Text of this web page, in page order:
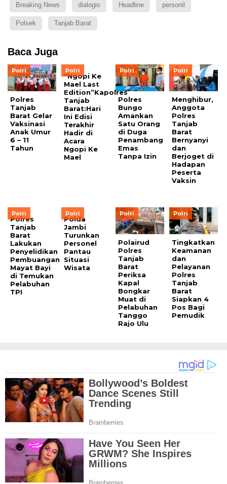
Breaking News dialogis Headline personil
Polsek Tanjab Barat
Baca Juga
Polri
Polres
Tanjab
Barat Gelar
Vaksinasi
Anak Umur
6 – 11
Tahun
Polri
“Ngopi Ke
Mael Last
Edition”Kapolres
Tanjab
Barat:Hari
Ini Edisi
Terakhir
Hadir di
Acara
Ngopi Ke
Mael
Polri
Polres
Bungo
Amankan
Satu Orang
di Duga
Penambang
Emas
Tanpa Izin
Polri
Menghibur,
Anggota
Polres
Tanjab
Barat
Bernyanyi
dan
Berjoget di
Hadapan
Peserta
Vaksin
Polri
Polres
Tanjab
Barat
Lakukan
Penyelidikan
Pembuangan
Mayat Bayi
di Temukan
Pelabuhan
TPI
Polri
Polda
Jambi
Turunkan
Personel
Pantau
Situasi
Wisata
Polri
Polairud
Polres
Tanjab
Barat
Periksa
Kapal
Bongkar
Muat di
Pelabuhan
Tanggo
Rajo Ulu
Polri
Tingkatkan
Keamanan
dan
Pelayanan
Polres
Tanjab
Barat
Siapkan 4
Pos Bagi
Pemudik